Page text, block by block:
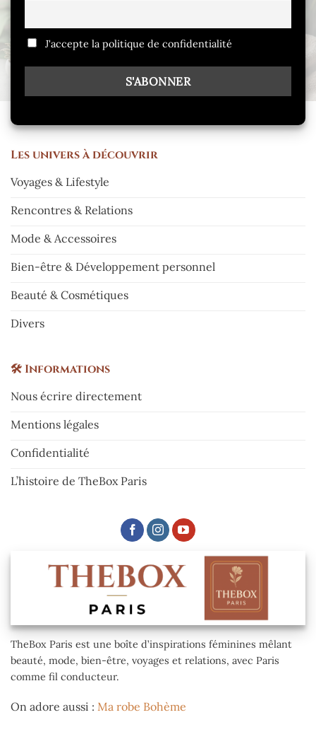
J'accepte la politique de confidentialité
Les univers à découvrir
Voyages & Lifestyle
Rencontres & Relations
Mode & Accessoires
Bien-être & Développement personnel
Beauté & Cosmétiques
Divers
🛠️ Informations
Nous écrire directement
Mentions légales
Confidentialité
L’histoire de TheBox Paris
TheBox Paris est une boîte d’inspirations féminines mêlant
beauté, mode, bien-être, voyages et relations, avec Paris
comme fil conducteur.
On adore aussi : Ma robe Bohème